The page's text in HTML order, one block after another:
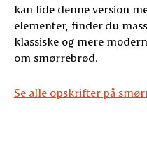
kan lide denne version
elementer, finder du
klassiske og mere
om smørrebrød.
Se alle opskrifter på